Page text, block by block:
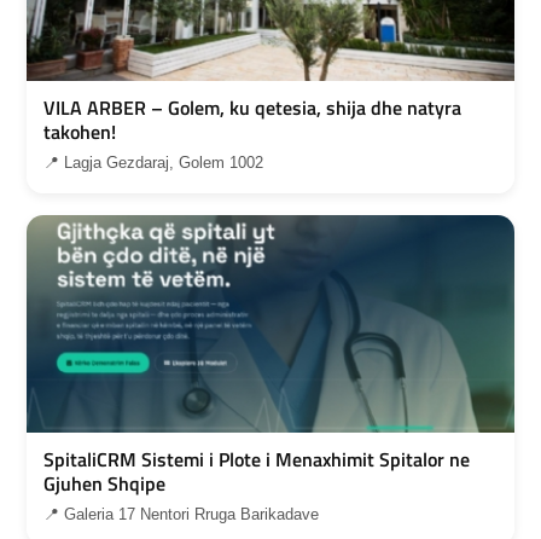
VILA ARBER – Golem, ku qetesia, shija dhe natyra
takohen!
📍 Lagja Gezdaraj, Golem 1002
SpitaliCRM Sistemi i Plote i Menaxhimit Spitalor ne
Gjuhen Shqipe
📍 Galeria 17 Nentori Rruga Barikadave